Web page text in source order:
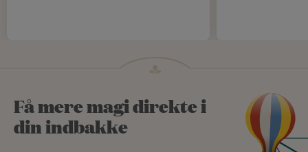
Få mere magi direkte i
din indbakke